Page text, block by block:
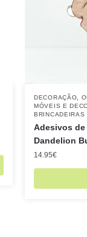
DECORAÇÃO
MÓVEIS E
BRINCADEIRAS
Adesivos de
Dandelion
14.95€